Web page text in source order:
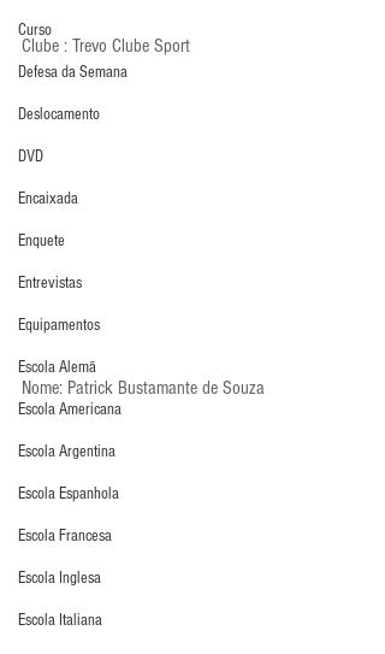
Curso
Defesa da Semana
Deslocamento
DVD
Encaixada
Enquete
Entrevistas
Equipamentos
Escola Alemã
Escola Americana
Escola Argentina
Escola Espanhola
Escola Francesa
Escola Inglesa
Escola Italiana
Clube : Trevo Clube Sport
Nome: Patrick Bustamante de Souza